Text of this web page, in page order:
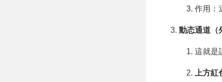
作用：
動态通道（
這就是
上方